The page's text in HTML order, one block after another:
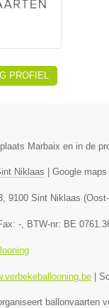
PROFIEL
Marbaix en in de
Niklaas | Google maps
9100 Sint Niklaas (
- , BTW-nr: BE
|
ballonvaarten